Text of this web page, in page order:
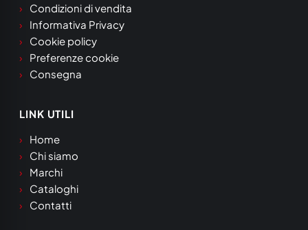
Condizioni di vendita
Informativa Privacy
Cookie policy
Preferenze cookie
Consegna
LINK UTILI
Home
Chi siamo
Marchi
Cataloghi
Contatti